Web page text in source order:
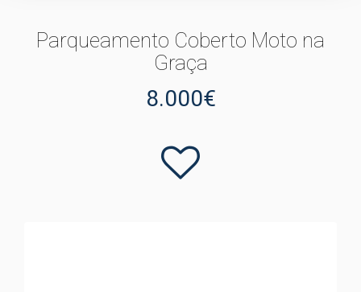
Parqueamento Coberto Moto na
Graça
8.000€